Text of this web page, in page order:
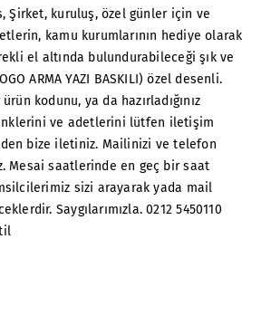
Şirket, kuruluş, özel günler için ve
kamu kurumlarının hediye olarak
el altında bulundurabileceği şık ve
ARMA YAZI BASKILI) özel desenli.
kodunu, ya da hazırladığınız
ve adetlerini lütfen iletişim
bize iletiniz. Mailinizi ve telefon
Mesai saatlerinde en geç bir saat
sizi arayarak yada mail
Saygılarımızla. 0212 5450110